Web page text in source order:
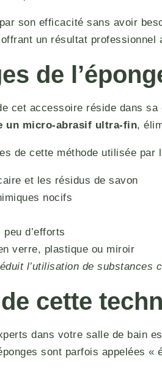
son efficacité sans avoir
un résultat professionnel
de
cet accessoire réside dans
un micro-abrasif ultra-fin,
de cette méthode utilisée par
et les résidus de savon
nocifs
d’efforts
verre, plastique ou miroir
l’utilisation de substances
cette
dans votre salle de bain
sont parfois appelées «